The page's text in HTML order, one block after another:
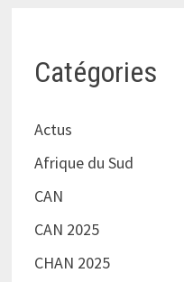
Catégories
Actus
Afrique du Sud
CAN
CAN 2025
CHAN 2025